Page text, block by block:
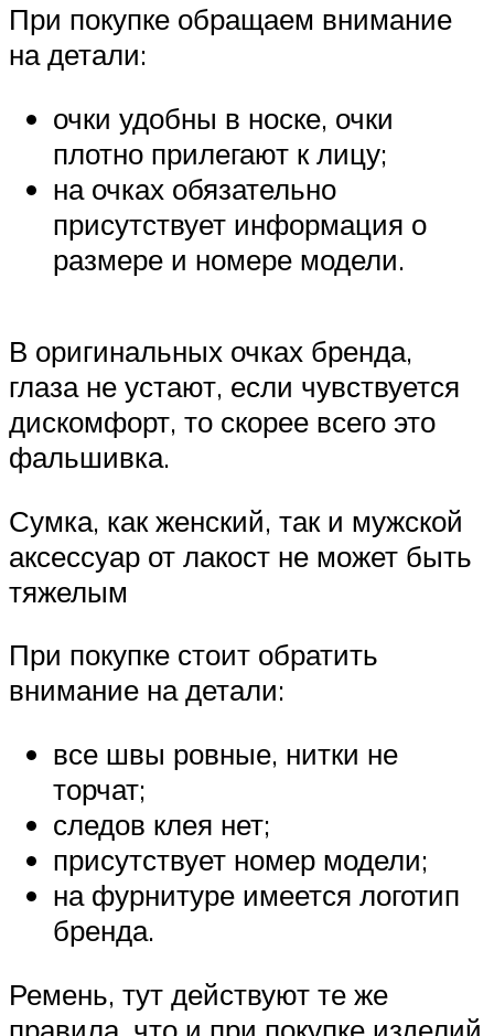
При покупке обращаем внимание
на детали:
очки удобны в носке, очки
плотно прилегают к лицу;
на очках обязательно
присутствует информация о
размере и номере модели.
В оригинальных очках бренда,
глаза не устают, если чувствуется
дискомфорт, то скорее всего это
фальшивка.
Сумка, как женский, так и мужской
аксессуар от лакост не может быть
тяжелым
При покупке стоит обратить
внимание на детали:
все швы ровные, нитки не
торчат;
следов клея нет;
присутствует номер модели;
на фурнитуре имеется логотип
бренда.
Ремень, тут действуют те же